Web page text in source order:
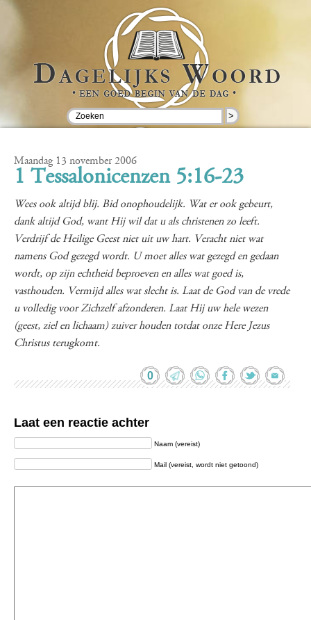
>
Maandag 13 november 2006
1 Tessalonicenzen 5:16-23
Wees ook altijd blij. Bid onophoudelijk. Wat er ook gebeurt,
dank altijd God, want Hij wil dat u als christenen zo leeft.
Verdrijf de Heilige Geest niet uit uw hart. Veracht niet wat
namens God gezegd wordt. U moet alles wat gezegd en gedaan
wordt, op zijn echtheid beproeven en alles wat goed is,
vasthouden. Vermijd alles wat slecht is. Laat de God van de vrede
u volledig voor Zichzelf afzonderen. Laat Hij uw hele wezen
(geest, ziel en lichaam) zuiver houden totdat onze Here Jezus
Christus terugkomt.
0
Laat een reactie achter
Naam (vereist)
Mail (vereist, wordt niet getoond)